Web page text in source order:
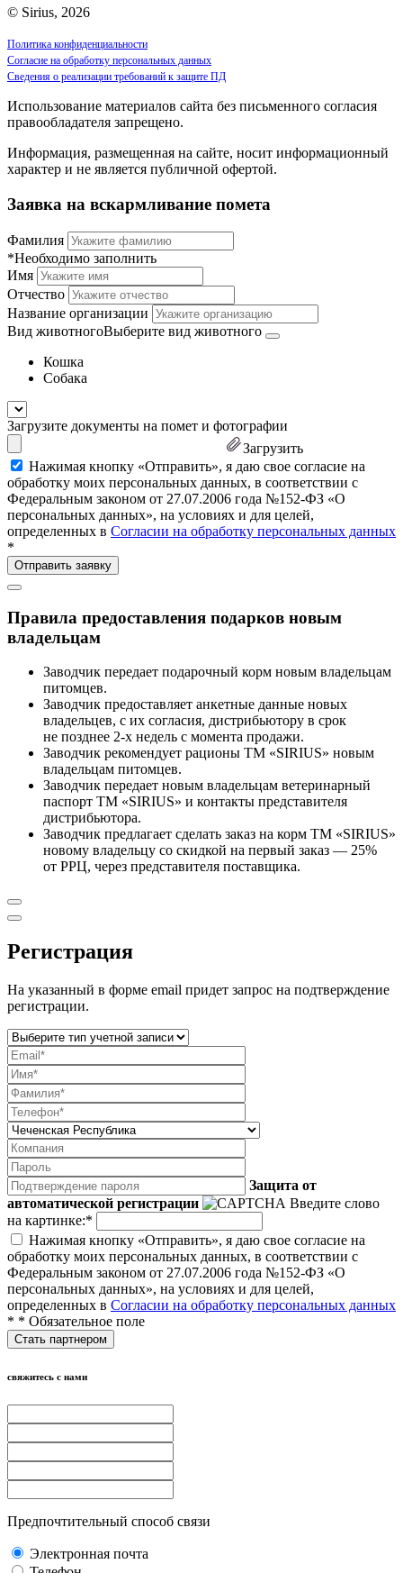
© Sirius, 2026
Политика конфиденциальности
Согласие на обработку персональных данных
Сведения о реализации требований к защите ПД
Использование материалов сайта без письменного согласия
правообладателя запрещено.
Информация, размещенная на сайте, носит информационный
характер и не является публичной офертой.
Заявка на вскармливание помета
Фамилия
*Необходимо заполнить
Имя
Отчество
Название организации
Вид животногоВыберите вид животного
Кошка
Собака
Загрузите документы на помет и фотографии
Загрузить
Нажимая кнопку «Отправить», я даю свое согласие на
обработку моих персональных данных, в соответствии с
Федеральным законом от 27.07.2006 года №152-ФЗ «О
персональных данных», на условиях и для целей,
определенных в Согласии на обработку персональных данных
*
Правила предоставления подарков новым
владельцам
Заводчик передает подарочный корм новым владельцам
питомцев.
Заводчик предоставляет анкетные данные новых
владельцев, с их согласия, дистрибьютору в срок
не позднее 2-х недель с момента продажи.
Заводчик рекомендует рационы ТМ «SIRIUS» новым
владельцам питомцев.
Заводчик передает новым владельцам ветеринарный
паспорт ТМ «SIRIUS» и контакты представителя
дистрибьютора.
Заводчик предлагает сделать заказ на корм ТМ «SIRIUS»
новому владельцу со скидкой на первый заказ — 25%
от РРЦ, через представителя поставщика.
Регистрация
На указанный в форме email придет запрос на подтверждение
регистрации.
Защита от
автоматической регистрации
Введите слово
на картинке:*
Нажимая кнопку «Отправить», я даю свое согласие на
обработку моих персональных данных, в соответствии с
Федеральным законом от 27.07.2006 года №152-ФЗ «О
персональных данных», на условиях и для целей,
определенных в Согласии на обработку персональных данных
* * Обязательное поле
свяжитесь с нами
Предпочтительный способ связи
Электронная почта